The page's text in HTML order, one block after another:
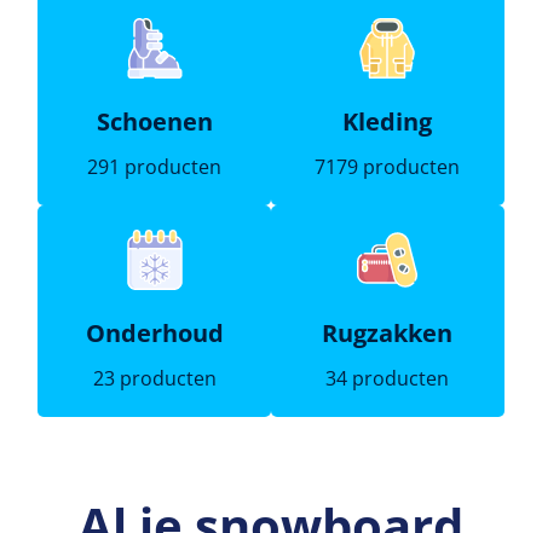
Schoenen
291 producten
Kleding
7179 producten
Onderhoud
23 producten
Rugzakken
34 producten